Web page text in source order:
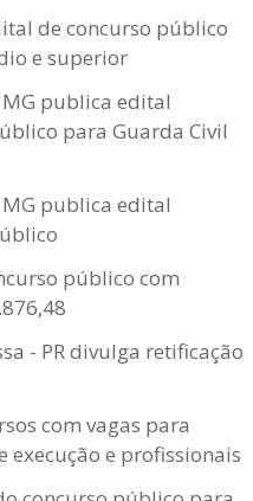
de concurso público
e superior
publica edital
para Guarda Civil
publica edital
público com
- PR divulga retificação
com vagas para
execução e profissionais